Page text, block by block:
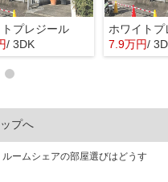
プレジール
/ 3DK
ホワイトプ
7.9万円/
プへ
ルームシェアの部屋選びはどうす